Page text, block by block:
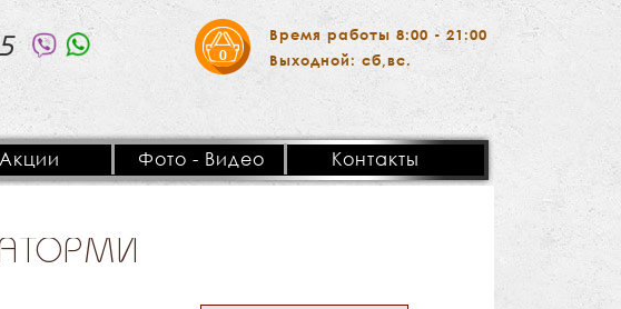
0
Время работы 8:00 - 21:00
Выходной: сб,вс.
Акции Фото - Видео Контакты